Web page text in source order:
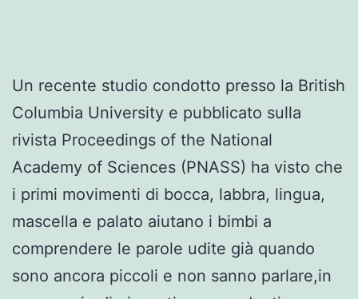
Un recente studio condotto presso la British
Columbia University e pubblicato sulla
rivista Proceedings of the National
Academy of Sciences (PNASS) ha visto che
i primi movimenti di bocca, labbra, lingua,
mascella e palato aiutano i bimbi a
comprendere le parole udite già quando
sono ancora piccoli e non sanno parlare,in